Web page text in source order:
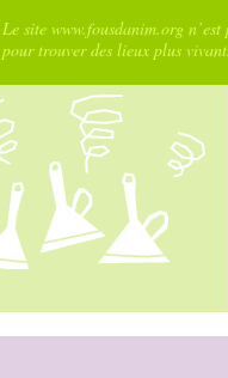
Le site www.fousdanim.org
pour trouver des lieux plus